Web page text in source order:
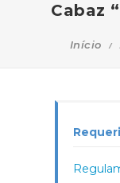
Cabaz
Início